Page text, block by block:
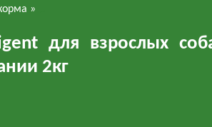
»
для взрослых
2кг